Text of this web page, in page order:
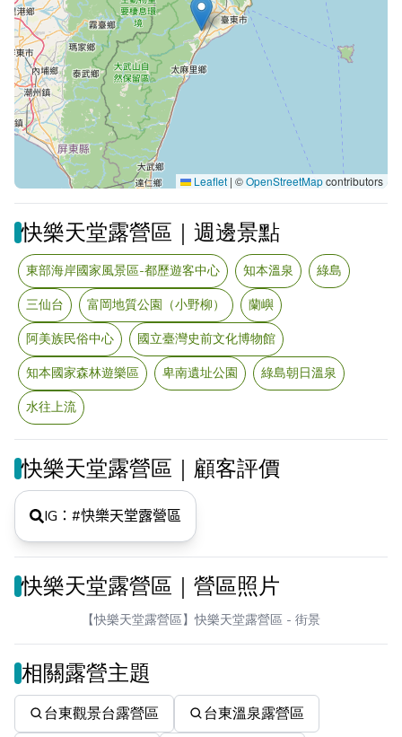
Leaflet | ©OpenStreetMapcontributors
快樂天堂露營區｜週邊景點
東部海岸國家風景區-都歷遊客中心 知本溫泉
綠島
三仙台
富岡地質公園（小野柳）
蘭嶼
阿美族民俗中心
國立臺灣史前文化博物館
知本國家森林遊樂區
卑南遺址公園
綠島朝日溫泉
水往上流
快樂天堂露營區｜顧客評價
IG：#快樂天堂露營區
快樂天堂露營區｜營區照片
【快樂天堂露營區】快樂天堂露營區 - 街景
相關露營主題
台東觀景台露營區 台東溫泉露營區